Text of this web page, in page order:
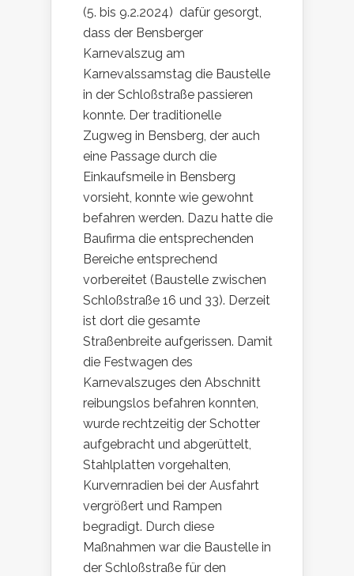
(5. bis 9.2.2024) dafür gesorgt,
dass der Bensberger
Karnevalszug am
Karnevalssamstag die Baustelle
in der Schloßstraße passieren
konnte. Der traditionelle
Zugweg in Bensberg, der auch
eine Passage durch die
Einkaufsmeile in Bensberg
vorsieht, konnte wie gewohnt
befahren werden. Dazu hatte die
Baufirma die entsprechenden
Bereiche entsprechend
vorbereitet (Baustelle zwischen
Schloßstraße 16 und 33). Derzeit
ist dort die gesamte
Straßenbreite aufgerissen. Damit
die Festwagen des
Karnevalszuges den Abschnitt
reibungslos befahren konnten,
wurde rechtzeitig der Schotter
aufgebracht und abgerüttelt,
Stahlplatten vorgehalten,
Kurvernradien bei der Ausfahrt
vergrößert und Rampen
begradigt. Durch diese
Maßnahmen war die Baustelle in
der Schloßstraße für den